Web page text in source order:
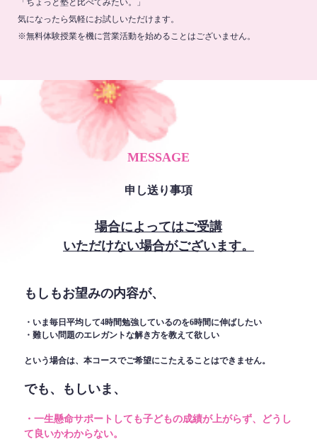
気になったら気軽にお試しいただけます。
※無料体験授業を機に営業活動を始めることはございません。
MESSAGE
申し送り事項
場合によってはご受講
いただけない場合がございます。
もしもお望みの内容が、
・いま毎日平均して4時間勉強しているのを6時間に伸ばしたい
・難しい問題のエレガントな解き方を教えて欲しい
という場合は、本コースでご希望にこたえることはできません。
でも、もしいま、
・一生懸命サポートしても子どもの成績が上がらず、どうし
て良いかわからない。